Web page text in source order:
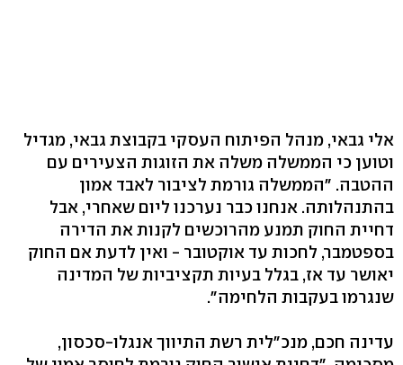
אלי גבאי, מנהל הפיתוח העסקי בקבוצת גבאי, מגדיל
וטוען כי הממשלה משלה את הזוגות הצעירים עם
ההטבה. "הממשלה גורמת לציבור לאבד אמון
בהתנהלותה. אנחנו כבר נערכנו ליום שאחרי, אבל
דחיית החוק תמנע מהרוכשים לקנות את הדירה
בספטמבר, לחכות עד אוקטובר - ואין לדעת אם החוק
יאושר עד אז, בגלל בעיות תקציביות של המדינה
שנגרמו בעקבות הלחימה".
עדינה חכם, מנכ"לית רשת התיווך אנגלו-סכסון,